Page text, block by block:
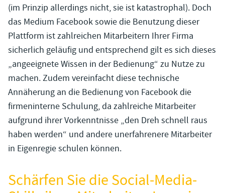
(im Prinzip allerdings nicht, sie ist katastrophal). Doch
das Medium Facebook sowie die Benutzung dieser
Plattform ist zahlreichen Mitarbeitern Ihrer Firma
sicherlich geläufig und entsprechend gilt es sich dieses
„angeeignete Wissen in der Bedienung“ zu Nutze zu
machen. Zudem vereinfacht diese technische
Annäherung an die Bedienung von Facebook die
firmeninterne Schulung, da zahlreiche Mitarbeiter
aufgrund ihrer Vorkenntnisse „den Dreh schnell raus
haben werden“ und andere unerfahrenere Mitarbeiter
in Eigenregie schulen können.
Schärfen Sie die Social-Media-